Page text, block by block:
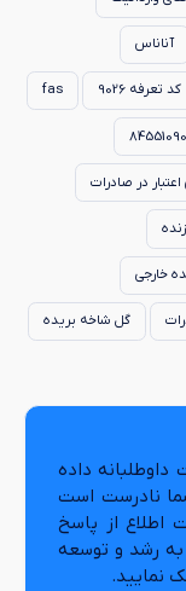
آناناس
کد تعرفه 9026 fas
در صادرات
خارجی
گل شاخه بریده
داده
نادرست است
اطلاع از پاسخ
رشد و توسعه
نمایید.